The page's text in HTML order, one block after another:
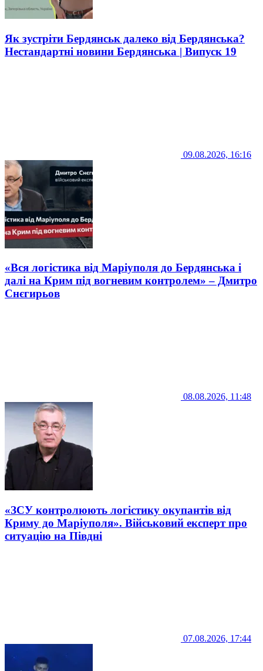
Як зустріти Бердянськ далеко від Бердянська?
Нестандартні новини Бердянська | Випуск 19
09.08.2026, 16:16
«Вся логістика від Маріуполя до Бердянська і
далі на Крим під вогневим контролем» – Дмитро
Снєгирьов
08.08.2026, 11:48
«ЗСУ контролюють логістику окупантів від
Криму до Маріуполя». Військовий експерт про
ситуацію на Півдні
07.08.2026, 17:44